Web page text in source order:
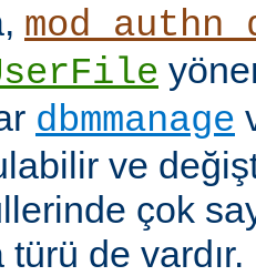
dbmmanage
ve
çok
de vardır.